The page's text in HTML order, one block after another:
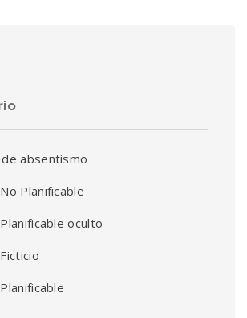
absentismo
Planificable
oculto